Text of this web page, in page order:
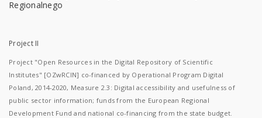
Project II
Project "Open Resources in the Digital Repository of Scientific
Institutes" [OZwRCIN] co-financed by Operational Program Digital
Poland, 2014-2020, Measure 2.3: Digital accessibility and usefulness of
public sector information; funds from the European Regional
Development Fund and national co-financing from the state budget.